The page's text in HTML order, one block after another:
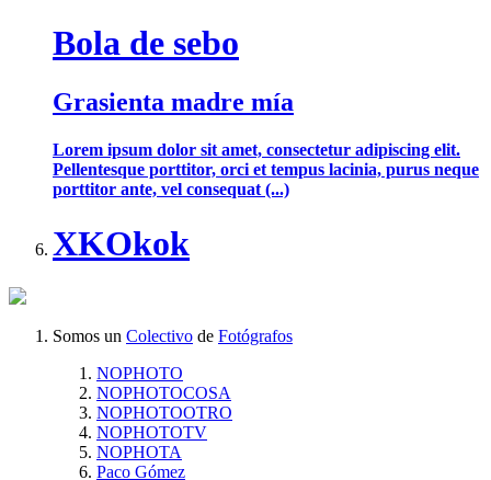
Bola de sebo
Grasienta madre mía
Lorem ipsum dolor sit amet, consectetur adipiscing elit.
Pellentesque porttitor, orci et tempus lacinia, purus neque
porttitor ante, vel consequat (...)
XKOkok
Somos un Colectivo de Fotógrafos
NOPHOTO
NOPHOTOCOSA
NOPHOTOOTRO
NOPHOTOTV
NOPHOTA
Paco Gómez